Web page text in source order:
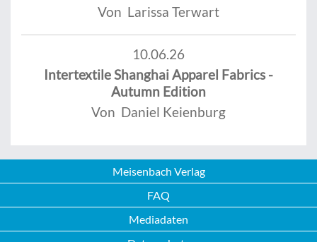
Von Larissa Terwart
10.06.26
Intertextile Shanghai Apparel Fabrics -
Autumn Edition
Von Daniel Keienburg
Meisenbach Verlag
FAQ
Mediadaten